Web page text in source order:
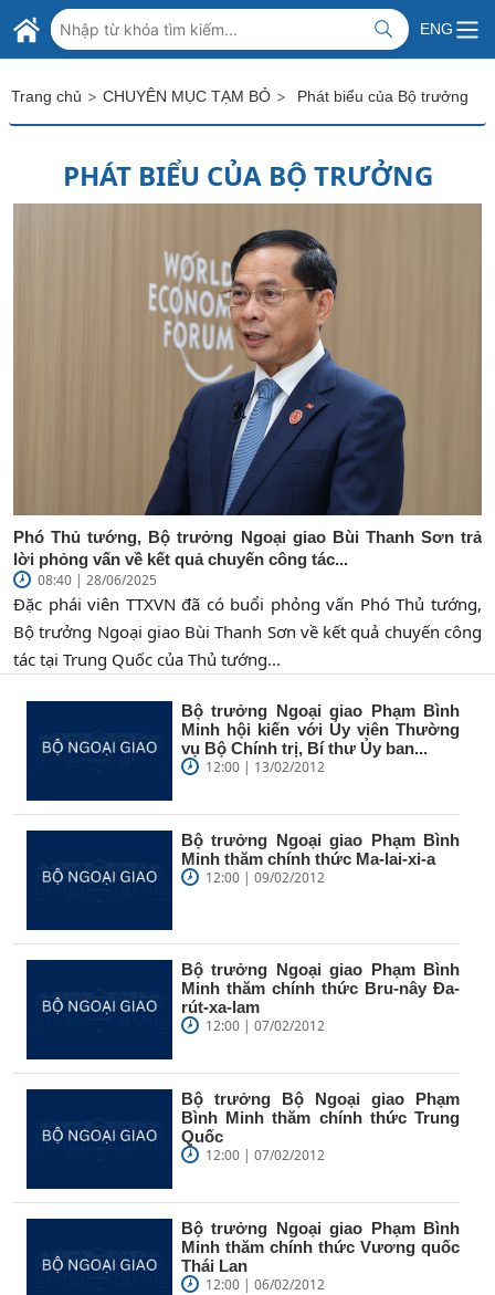
Skip to Main Content
BỘ NGOẠI GIAO VIỆT NAM
MINISTRY OF FOREIGN AFFAIRS
ENG
Trang chủ > CHUYÊN MỤC TẠM BỎ > Phát biểu của Bộ trưởng
PHÁT BIỂU CỦA BỘ TRƯỞNG
Phó Thủ tướng, Bộ trưởng Ngoại giao Bùi Thanh Sơn trả
lời phỏng vấn về kết quả chuyến công tác...
08:40 | 28/06/2025
Đặc phái viên TTXVN đã có buổi phỏng vấn Phó Thủ tướng,
Bộ trưởng Ngoại giao Bùi Thanh Sơn về kết quả chuyến công
tác tại Trung Quốc của Thủ tướng...
Bộ trưởng Ngoại giao Phạm Bình
Minh hội kiến với Ủy viên Thường
vụ Bộ Chính trị, Bí thư Ủy ban...
12:00 | 13/02/2012
Bộ trưởng Ngoại giao Phạm Bình
Minh thăm chính thức Ma-lai-xi-a
12:00 | 09/02/2012
Bộ trưởng Ngoại giao Phạm Bình
Minh thăm chính thức Bru-nây Đa-
rút-xa-lam
12:00 | 07/02/2012
Bộ trưởng Bộ Ngoại giao Phạm
Bình Minh thăm chính thức Trung
Quốc
12:00 | 07/02/2012
Bộ trưởng Ngoại giao Phạm Bình
Minh thăm chính thức Vương quốc
Thái Lan
12:00 | 06/02/2012